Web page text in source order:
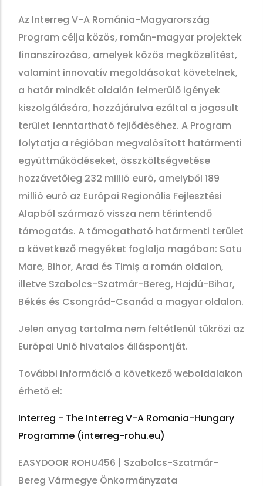
Az Interreg V-A Románia-Magyarország
Program célja közös, román-magyar projektek
finanszírozása, amelyek közös megközelítést,
valamint innovatív megoldásokat követelnek,
a határ mindkét oldalán felmerülő igények
kiszolgálására, hozzájárulva ezáltal a jogosult
terület fenntartható fejlődéséhez. A Program
folytatja a régióban megvalósított határmenti
együttműködéseket, összköltségvetése
hozzávetőleg 232 millió euró, amelyből 189
millió euró az Európai Regionális Fejlesztési
Alapból származó vissza nem térintendő
támogatás. A támogatható határmenti terület
a következő megyéket foglalja magában: Satu
Mare, Bihor, Arad és Timiș a román oldalon,
illetve Szabolcs-Szatmár-Bereg, Hajdú-Bihar,
Békés és Csongrád-Csanád a magyar oldalon.
Jelen anyag tartalma nem feltétlenül tükrözi az
Európai Unió hivatalos álláspontját.
További információ a következő weboldalakon
érhető el:
Interreg - The Interreg V-A Romania-Hungary
Programme (interreg-rohu.eu)
EASYDOOR ROHU456 | Szabolcs-Szatmár-
Bereg Vármegye Önkormányzata